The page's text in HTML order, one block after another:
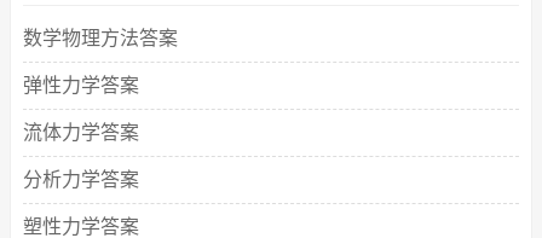
数学物理方法答案
弹性力学答案
流体力学答案
分析力学答案
塑性力学答案